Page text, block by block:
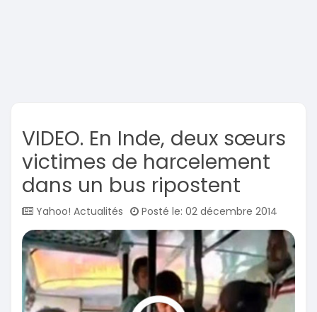
VIDEO. En Inde, deux sœurs
victimes de harcelement
dans un bus ripostent
Yahoo! Actualités Posté le: 02 décembre 2014